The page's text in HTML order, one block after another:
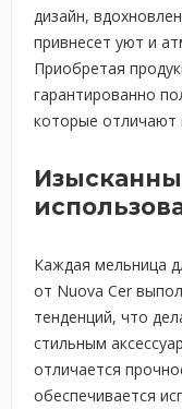
дизайн,
привнесет уют и
Приобретая
гарантированно
которые отличают
Каждая мельница
от Nuova Cer
тенденций, что
стильным
отличается
обеспечивается